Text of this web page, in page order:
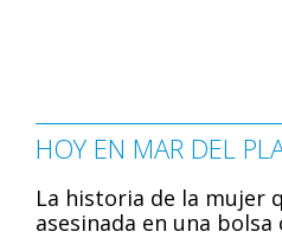
HOY EN MAR DEL
La historia de la mujer
asesinada en una